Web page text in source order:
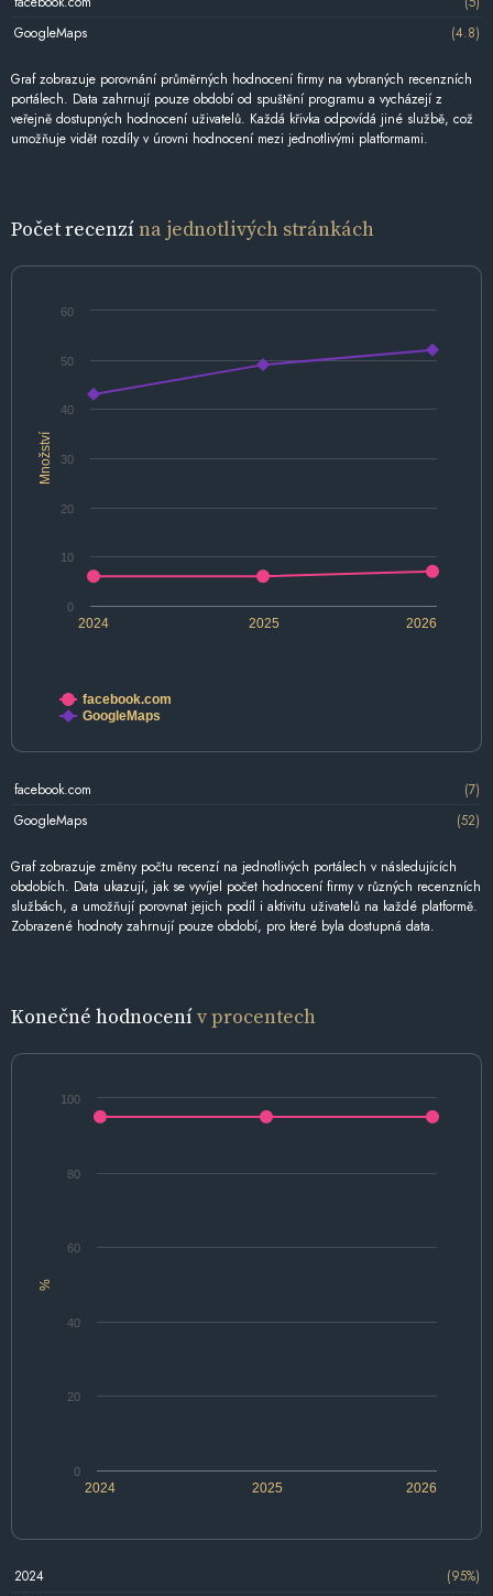
GoogleMaps
(4.8)
Graf zobrazuje porovnání průměrných hodnocení firmy na vybraných recenzních
portálech. Data zahrnují pouze období od spuštění programu a vycházejí z
veřejně dostupných hodnocení uživatelů. Každá křivka odpovídá jiné službě, což
umožňuje vidět rozdíly v úrovni hodnocení mezi jednotlivými platformami.
Počet recenzína jednotlivých stránkách
Množství
2024 2025 2026
0
10
20
30
40
50
60
facebook.com
GoogleMaps
facebook.com
(7)
GoogleMaps
(52)
Graf zobrazuje změny počtu recenzí na jednotlivých portálech v následujících
obdobích. Data ukazují, jak se vyvíjel počet hodnocení firmy v různých recenzních
službách, a umožňují porovnat jejich podíl i aktivitu uživatelů na každé platformě.
Zobrazené hodnoty zahrnují pouze období, pro které byla dostupná data.
Konečné hodnocenív procentech
%
2024 2025 2026
0
20
40
60
80
100
2024
(95%)